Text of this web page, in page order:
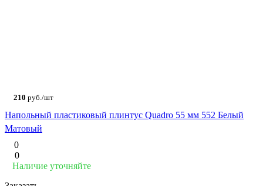
210 руб./шт
Напольный пластиковый плинтус Quadro 55 мм 552 Белый
Матовый
0
0
Наличие уточняйте